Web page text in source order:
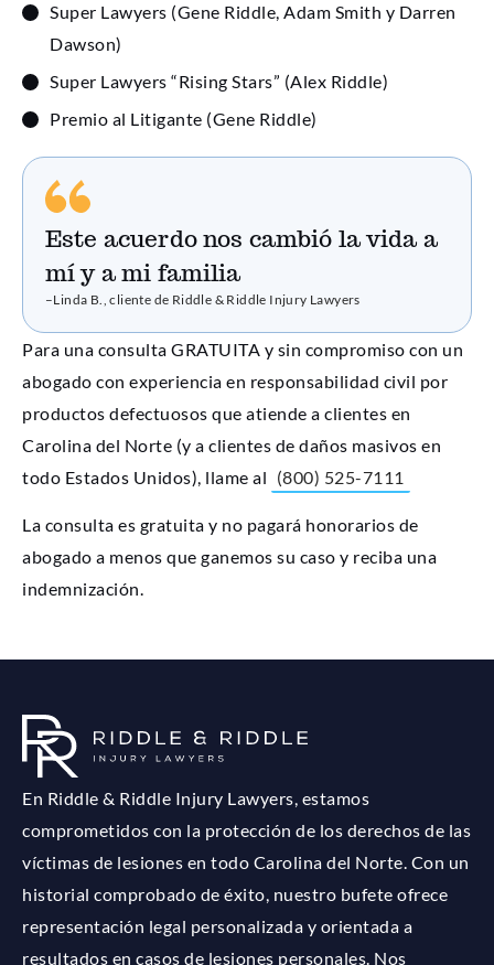
Super Lawyers (Gene Riddle, Adam Smith y Darren
Dawson)
Super Lawyers “Rising Stars” (Alex Riddle)
Premio al Litigante (Gene Riddle)
Este acuerdo nos cambió la vida a
mí y a mi familia
–Linda B., cliente de Riddle & Riddle Injury Lawyers
Para una consulta GRATUITA y sin compromiso con un
abogado con experiencia en responsabilidad civil por
productos defectuosos que atiende a clientes en
Carolina del Norte (y a clientes de daños masivos en
todo Estados Unidos), llame al (800) 525-7111
La consulta es gratuita y no pagará honorarios de
abogado a menos que ganemos su caso y reciba una
indemnización.
En Riddle & Riddle Injury Lawyers, estamos
comprometidos con la protección de los derechos de las
víctimas de lesiones en todo Carolina del Norte. Con un
historial comprobado de éxito, nuestro bufete ofrece
representación legal personalizada y orientada a
resultados en casos de lesiones personales. Nos